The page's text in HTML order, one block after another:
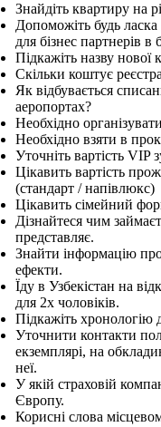
Знайдіть квартиру на
Допоможіть будь
для бізнес партнерів в
Підкажіть назву
Скільки коштує
Як відбувається
аеропортах?
Необхідно
Необхідно взяти в
Уточніть вартість VIP
Цікавить вартість
(стандарт / напівлюкс)
Цікавить сімейний
Дізнайтеся чим
представляє.
Знайти інформацію
ефекти.
Їду в Узбекістан на
для 2х чоловіків.
Підкажіть хронологію
Уточнити контакти
екземплярі, на
неї.
У якій страховій
Європу.
Корисні слова